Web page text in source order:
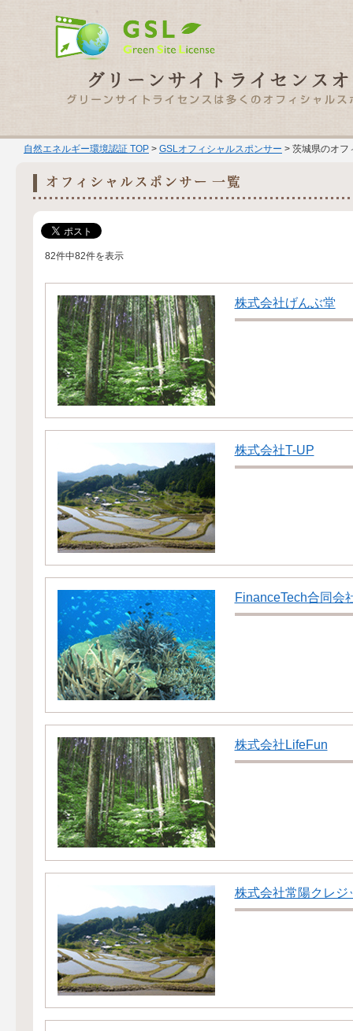
自然エネルギー環境認証 TOP > GSLオフィシャルスポンサー > 茨城県のオフ
82件中82件を表示
株式会社げんぶ堂
株式会社T-UP
FinanceTech合同会
株式会社LifeFun
株式会社常陽クレジ